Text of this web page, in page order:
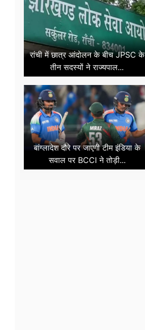
रांची में छात्र आंदोलन के बीच JPSC के
तीन सदस्यों ने राज्यपाल...
बांग्लादेश दौरे पर जाएगी टीम इंडिया के
सवाल पर BCCI ने तोड़ी...